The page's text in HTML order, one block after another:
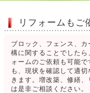
リフォームもご
ブロック、フェンス、
構に関することでした
ォームのご依頼も可能
も、現状を確認して適
きます。増改築、修繕
は是非ご相談ください。